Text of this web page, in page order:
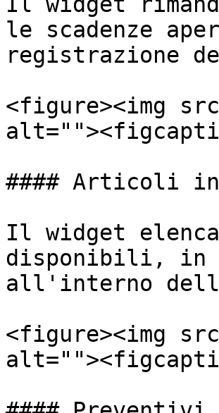
le scadenze
registrazione
<figure><img
#### Articoli in
Il widget
disponibili, in
all'interno
<figure><img